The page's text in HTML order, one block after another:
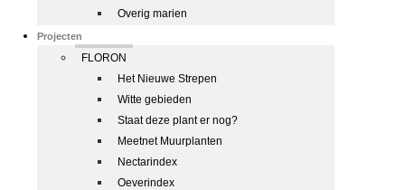
Overig marien
Projecten
FLORON
Het Nieuwe Strepen
Witte gebieden
Staat deze plant er nog?
Meetnet Muurplanten
Nectarindex
Oeverindex